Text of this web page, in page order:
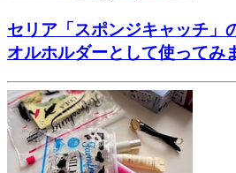
セリア「スポンジキャッチ」
オルホルダーとして使ってみ